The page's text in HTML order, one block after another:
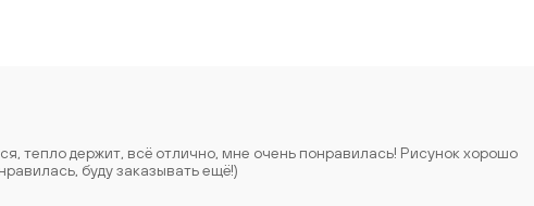
тепло держит, всё отлично, мне очень понравилась! Рисунок хорошо
буду заказывать ещё!)